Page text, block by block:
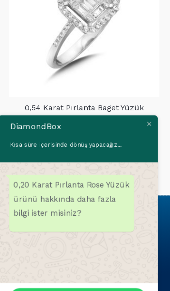
0,54 Karat Pırlanta Baget Yüzük
770,00
Popüler Kategoriler
Pırlanta Yüzükler
DiamondBox
Kısa süre içerisinde dönüş yapacağız...
0,20 Karat Pırlanta Rose Yüzük
ürünü hakkında daha fazla
bilgi ister misiniz?